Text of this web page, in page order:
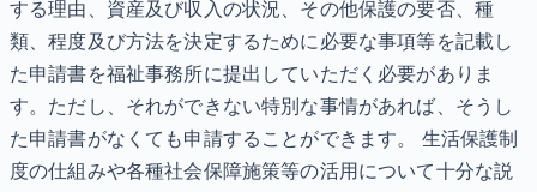
する理由、資産及び収入の状況、その他保護の要否、種
類、程度及び方法を決定するために必要な事項等を記載し
た申請書を福祉事務所に提出していただく必要がありま
す。ただし、それができない特別な事情があれば、そうし
た申請書がなくても申請することができます。 生活保護制
度の仕組みや各種社会保障施策等の活用について十分な説